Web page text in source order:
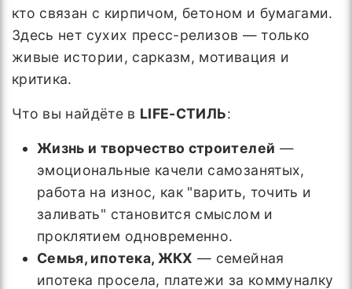
кто связан с кирпичом, бетоном и бумагами.
Здесь нет сухих пресс-релизов — только
живые истории, сарказм, мотивация и
критика.
Что вы найдёте в LIFE-СТИЛЬ:
Жизнь и творчество строителей —
эмоциональные качели самозанятых,
работа на износ, как "варить, точить и
заливать" становится смыслом и
проклятием одновременно.
Семья, ипотека, ЖКХ — семейная
ипотека просела, платежи за коммуналку